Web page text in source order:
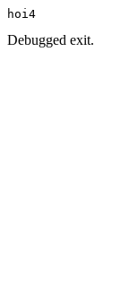
hoi4
Debugged exit.